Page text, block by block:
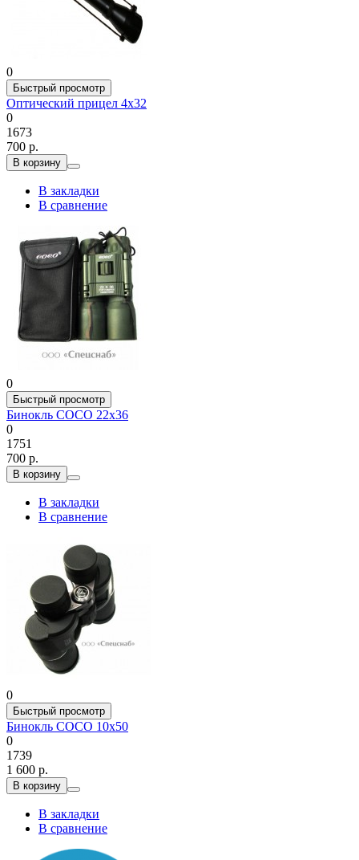
0
Быстрый просмотр
Оптический прицел 4х32
0
1673
700 р.
В корзину
В закладки
В сравнение
0
Быстрый просмотр
Бинокль COCO 22x36
0
1751
700 р.
В корзину
В закладки
В сравнение
0
Быстрый просмотр
Бинокль COCO 10x50
0
1739
1 600 р.
В корзину
В закладки
В сравнение